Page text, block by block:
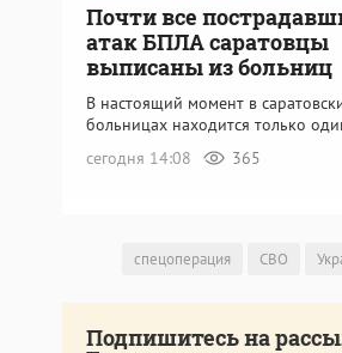
Почти все
атак БПЛА саратовцы
выписаны из больниц
В настоящий момент в
больницах находится только
сегодня 14:08
365
спецоперация СВО
Подпишитесь на